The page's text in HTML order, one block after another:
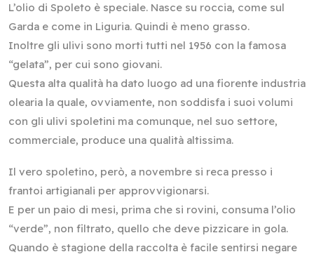
L’olio di Spoleto è speciale. Nasce su roccia, come sul
Garda e come in Liguria. Quindi è meno grasso.
Inoltre gli ulivi sono morti tutti nel 1956 con la famosa
“gelata”, per cui sono giovani.
Questa alta qualità ha dato luogo ad una fiorente industria
olearia la quale, ovviamente, non soddisfa i suoi volumi
con gli ulivi spoletini ma comunque, nel suo settore,
commerciale, produce una qualità altissima.
Il vero spoletino, però, a novembre si reca presso i
frantoi artigianali per approvvigionarsi.
E per un paio di mesi, prima che si rovini, consuma l’olio
“verde”, non filtrato, quello che deve pizzicare in gola.
Quando è stagione della raccolta è facile sentirsi negare